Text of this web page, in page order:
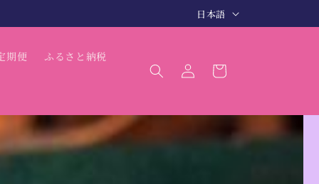
3〜5日で商品発送（最短 翌日発送）言
語
日本語
期便 ふるさと納税
グ
イ
ー